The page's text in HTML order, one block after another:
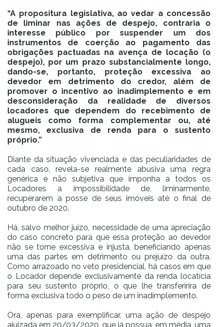
“A propositura legislativa, ao vedar a concessão
de liminar nas ações de despejo, contraria o
interesse público por suspender um dos
instrumentos de coerção ao pagamento das
obrigações pactuadas na avença de locação (o
despejo), por um prazo substancialmente longo,
dando-se, portanto, proteção excessiva ao
devedor em detrimento do credor, além de
promover o incentivo ao inadimplemento e em
desconsideração da realidade de diversos
locadores que dependem do recebimento de
alugueis como forma complementar ou, até
mesmo, exclusiva de renda para o sustento
próprio.”
Diante da situação vivenciada e das peculiaridades de
cada caso, revela-se realmente abusiva uma regra
genérica e não subjetiva que imponha a todos os
Locadores a impossibilidade de, liminarmente,
recuperarem a posse de seus imóveis até o final de
outubro de 2020.
Há, salvo melhor juízo, necessidade de uma apreciação
do caso concreto para que essa proteção ao devedor
não se torne excessiva e injusta, beneficiando apenas
uma das partes em detrimento ou prejuízo da outra.
Como arrazoado no veto presidencial, há casos em que
o Locador depende exclusivamente da renda locatícia
para seu sustento próprio, o que lhe transferirira de
forma exclusiva todo o peso de um inadimplemento.
Ora, apenas para exemplificar, uma ação de despejo
ajuizada em 20/03/2020, que já possua, em média, uma